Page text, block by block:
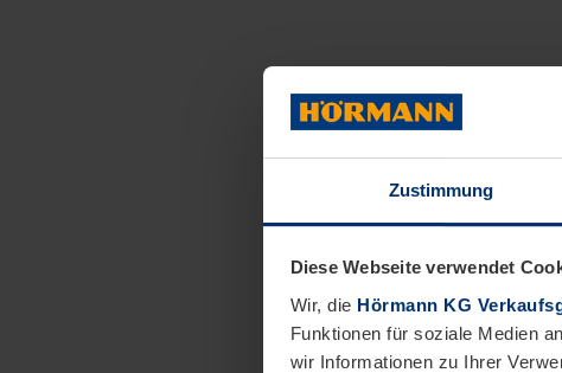
Zustimmung
Diese Webseite verwendet
Wir, die Hörmann KG
Funktionen für soziale Medien
wir Informationen zu Ihrer